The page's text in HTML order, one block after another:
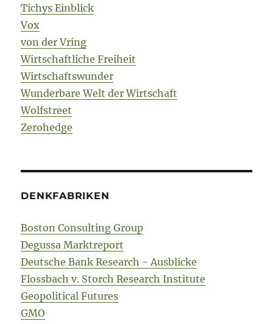
Tichys Einblick
Vox
von der Vring
Wirtschaftliche Freiheit
Wirtschaftswunder
Wunderbare Welt der Wirtschaft
Wolfstreet
Zerohedge
DENKFABRIKEN
Boston Consulting Group
Degussa Marktreport
Deutsche Bank Research - Ausblicke
Flossbach v. Storch Research Institute
Geopolitical Futures
GMO